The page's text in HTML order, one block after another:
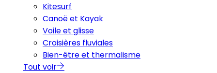
Kitesurf
Canoë et Kayak
Voile et glisse
Croisières fluviales
Bien-être et thermalisme
Tout voir